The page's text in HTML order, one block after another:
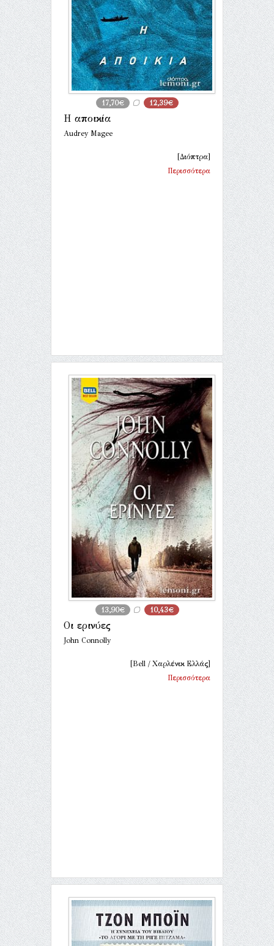
17,70€ 12,39€
Η αποικία
Audrey Magee
[Διόπτρα]
Περισσότερα
13,90€ 10,43€
Οι ερινύες
John Connolly
[Bell / Χαρλένικ Ελλάς]
Περισσότερα